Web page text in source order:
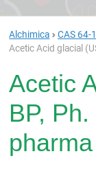
Alchimica
CAS 64-
Acetic Acid glacial
Acetic
BP,